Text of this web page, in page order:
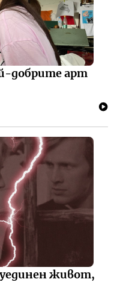
добрите арт
живот,